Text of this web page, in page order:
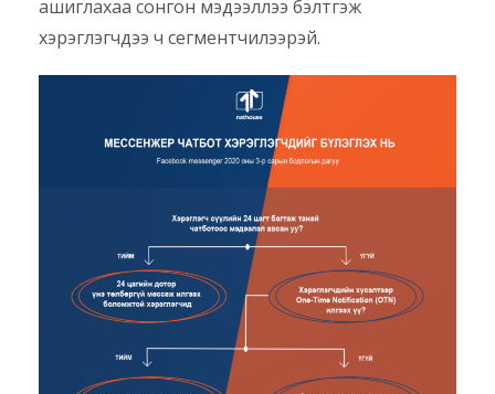
ашиглахаа сонгон мэдээллээ бэлтгэж
хэрэглэгчдээ ч сегментчилээрэй.